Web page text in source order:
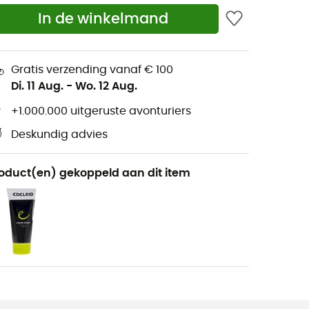
In de winkelmand
Gratis verzending vanaf € 100
Di. 11 Aug. - Wo. 12 Aug.
+1.000.000 uitgeruste avonturiers
Deskundig advies
gekoppeld aan dit item